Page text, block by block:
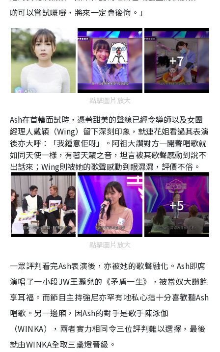
啲可以嘗試嘅嘢，將來一定會後悔。」
+7
點擊圖片放大
Ash在首輪面試時，憑著甜美的聲線已經令導師以及女團
經理人戴穎（Wing）留下深刻印象，就連花姐看過其表演
後亦大呼：「我鍾意佢呀」。阿祖大讚對方一開聲唱歌就
如同天使一樣，有著天籟之音，坦言被其歌聲感動到說不
出話來；Wing則被她的歌聲感動到眼濕濕，評價不俗。
+5
點擊圖片放大
一眾評判看完Ash表演後，亦被她的歌聲融化。Ash即席
演唱了一小段JW王灝兒的《矛盾一生》，被當奴大讚飽
享耳福。而節目主持強尼亦罕有地私心指十分喜歡聽Ash
唱歌。另一邊廂，因Ash的對手是歌手陳泳伽
（WINKA），兩者實力相同令三位評判難以選擇，最後
就由WINKA全取三盞燈晉級。